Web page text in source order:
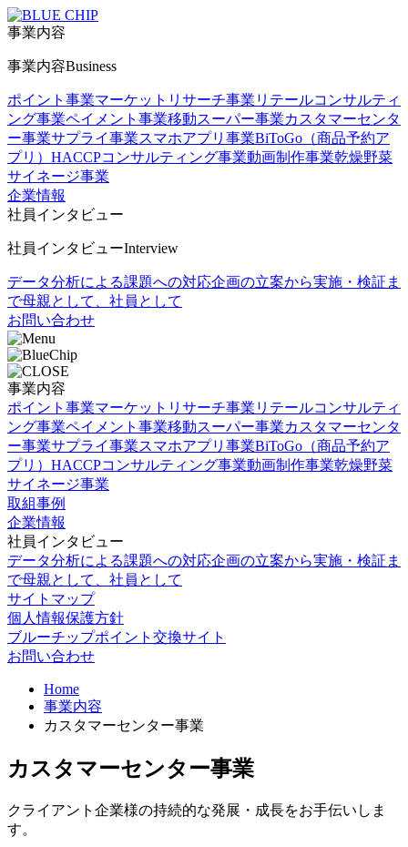
事業内容
事業内容Business
ポイント事業マーケットリサーチ事業 リテールコンサルティ
ング事業ペイメント事業移動スーパー事業カスタマーセンタ
ー事業サプライ事業スマホアプリ事業BiToGo（商品予約ア
プリ） HACCPコンサルティング事業動画制作事業乾燥野菜
サイネージ事業
企業情報
社員インタビュー
社員インタビューInterview
データ分析による課題への対応企画の立案から実施・検証ま
で母親として、社員として
お問い合わせ
事業内容
ポイント事業マーケットリサーチ事業 リテールコンサルティ
ング事業ペイメント事業移動スーパー事業カスタマーセンタ
ー事業サプライ事業スマホアプリ事業BiToGo（商品予約ア
プリ） HACCPコンサルティング事業動画制作事業乾燥野菜
サイネージ事業
取組事例
企業情報
社員インタビュー
データ分析による課題への対応企画の立案から実施・検証ま
で母親として、社員として
サイトマップ
個人情報保護方針
ブルーチップポイント交換サイト
お問い合わせ
Home
事業内容
カスタマーセンター事業
カスタマーセンター事業
クライアント企業様の持続的な発展・成長をお手伝いしま
す。